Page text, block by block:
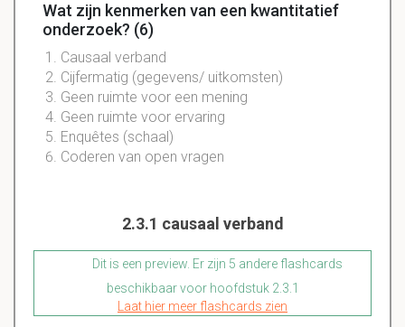
Wat zijn kenmerken van een kwantitatief
onderzoek? (6)
Causaal verband
Cijfermatig (gegevens/ uitkomsten)
Geen ruimte voor een mening
Geen ruimte voor ervaring
Enquêtes (schaal)
Coderen van open vragen
2.3.1 causaal verband
Dit is een preview. Er zijn 5 andere flashcards
beschikbaar voor hoofdstuk 2.3.1
Laat hier meer flashcards zien